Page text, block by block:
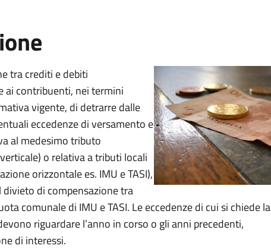
tra crediti e debiti
ai contribuenti, nei termini
vigente, di detrarre dalle
eccedenze di versamento e
al medesimo tributo
o relativa a tributi locali
orizzontale es. IMU e TASI),
di compensazione tra
comunale di IMU e TASI. Le eccedenze di cui si chiede la
riguardare l’anno in corso o gli anni precedenti,
di interessi.